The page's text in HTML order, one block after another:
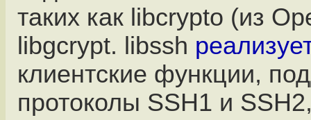
таких как libcrypto (из
libgcrypt. libssh
клиентские функции,
протоколы SSH1 и